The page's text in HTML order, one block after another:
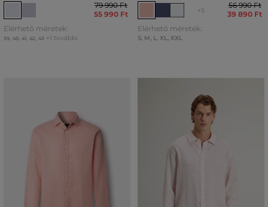
79 990 Ft
55 990 Ft
Elérhető méretek:
39, 40, 41 42 43 +1 további
+5
56 990 Ft
39 890 Ft
Elérhető méretek:
S, M, L, XL, XXL